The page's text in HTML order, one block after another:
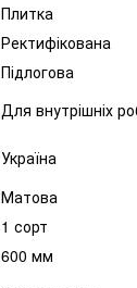
Плитка
Ректифікована
Підлогова
Для внутрішніх
Україна
Матова
1 сорт
600 мм